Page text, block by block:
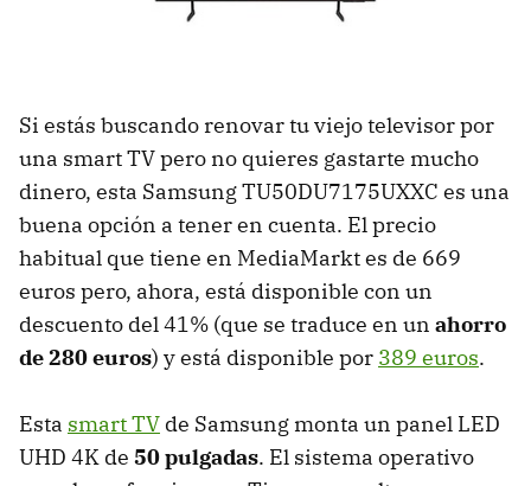
Si estás buscando renovar tu viejo televisor por
una smart TV pero no quieres gastarte mucho
dinero, esta Samsung TU50DU7175UXXC es una
buena opción a tener en cuenta. El precio
habitual que tiene en MediaMarkt es de 669
euros pero, ahora, está disponible con un
descuento del 41% (que se traduce en un ahorro
de 280 euros) y está disponible por 389 euros.
Esta smart TV de Samsung monta un panel LED
UHD 4K de 50 pulgadas. El sistema operativo